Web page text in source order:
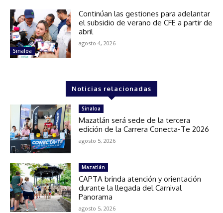
Sinaloa
Continúan las gestiones para adelantar
el subsidio de verano de CFE a partir de
abril
agosto 4, 2026
Noticias relacionadas
Sinaloa
Mazatlán será sede de la tercera
edición de la Carrera Conecta-Te 2026
agosto 5, 2026
Mazatlán
CAPTA brinda atención y orientación
durante la llegada del Carnival
Panorama
agosto 5, 2026